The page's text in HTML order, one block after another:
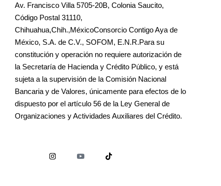
Av. Francisco Villa 5705-20B, Colonia Saucito,
Código Postal 31110,
Chihuahua,Chih.,MéxicoConsorcio Contigo Aya de
México, S.A. de C.V., SOFOM, E.N.R.Para su
constitución y operación no requiere autorización de
la Secretaría de Hacienda y Crédito Público, y está
sujeta a la supervisión de la Comisión Nacional
Bancaria y de Valores, únicamente para efectos de lo
dispuesto por el artículo 56 de la Ley General de
Organizaciones y Actividades Auxiliares del Crédito.